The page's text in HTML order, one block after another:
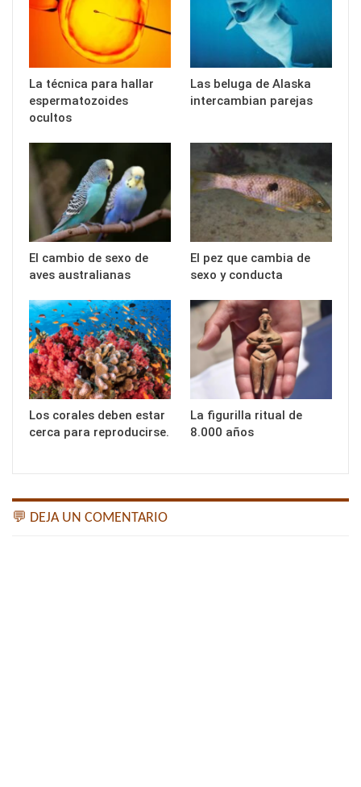
La técnica para hallar
espermatozoides
ocultos
Las beluga de Alaska
intercambian parejas
El cambio de sexo de
aves australianas
El pez que cambia de
sexo y conducta
Los corales deben estar
cerca para reproducirse.
La figurilla ritual de
8.000 años
💬 DEJA UN COMENTARIO